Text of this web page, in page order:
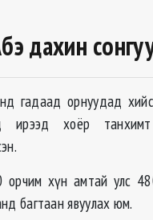
дахин
гадаад орнуудад
ирээд хоёр танхимт
орчим хүн амтай улс
багтаан явуулах юм.